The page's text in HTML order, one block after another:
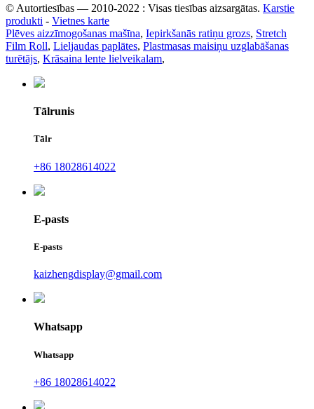
© Autortiesības — 2010-2022 : Visas tiesības aizsargātas. Karstie
produkti - Vietnes karte
Plēves aizzīmogošanas mašīna, Iepirkšanās ratiņu grozs, Stretch
Film Roll, Lieljaudas paplātes, Plastmasas maisiņu uzglabāšanas
turētājs, Krāsaina lente lielveikalam,
Tālrunis
Tālr
+86 18028614022
E-pasts
E-pasts
kaizhengdisplay@gmail.com
Whatsapp
Whatsapp
+86 18028614022